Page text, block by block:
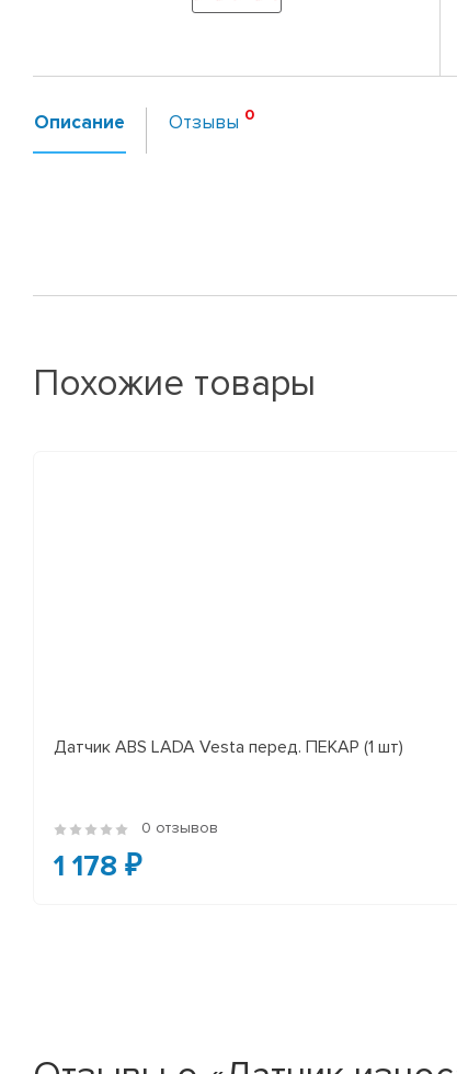
Описание Отзывы
Похожие товары
Датчик ABS LADA Vesta перед. ПЕКАР (1 шт)
0 отзывов
1 178 ₽